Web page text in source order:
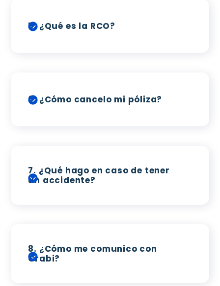
5.¿Qué es la RCO?
6.¿Cómo cancelo mi póliza?
7. ¿Qué hago en caso de tener
un accidente?
8. ¿Cómo me comunico con
Crabi?